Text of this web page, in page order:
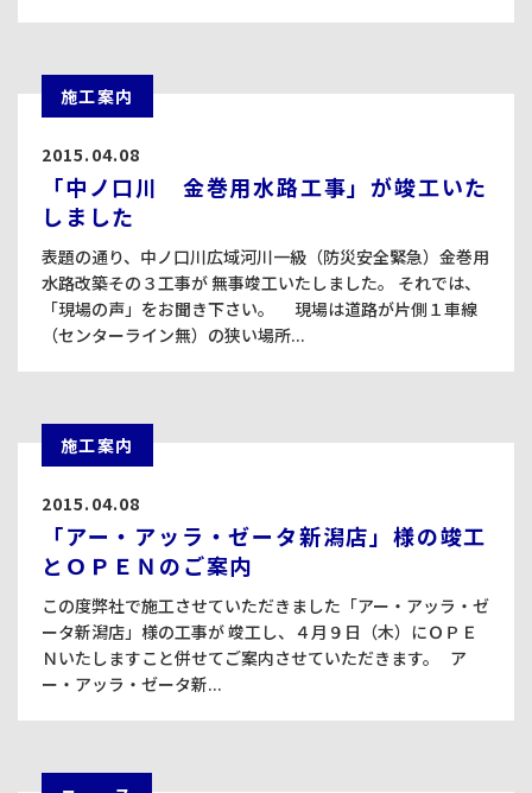
施工案内
2015.04.08
「中ノ口川 金巻用水路工事」が竣工いた
しました
表題の通り、中ノ口川広域河川一級（防災安全緊急）金巻用
水路改築その３工事が 無事竣工いたしました。 それでは、
「現場の声」をお聞き下さい。 現場は道路が片側１車線
（センターライン無）の狭い場所...
施工案内
2015.04.08
「アー・アッラ・ゼータ新潟店」様の竣工
とＯＰＥＮのご案内
この度弊社で施工させていただきました「アー・アッラ・ゼ
ータ新潟店」様の工事が 竣工し、４月９日（木）にＯＰＥ
Ｎいたしますこと併せてご案内させていただきます。 ア
ー・アッラ・ゼータ新...